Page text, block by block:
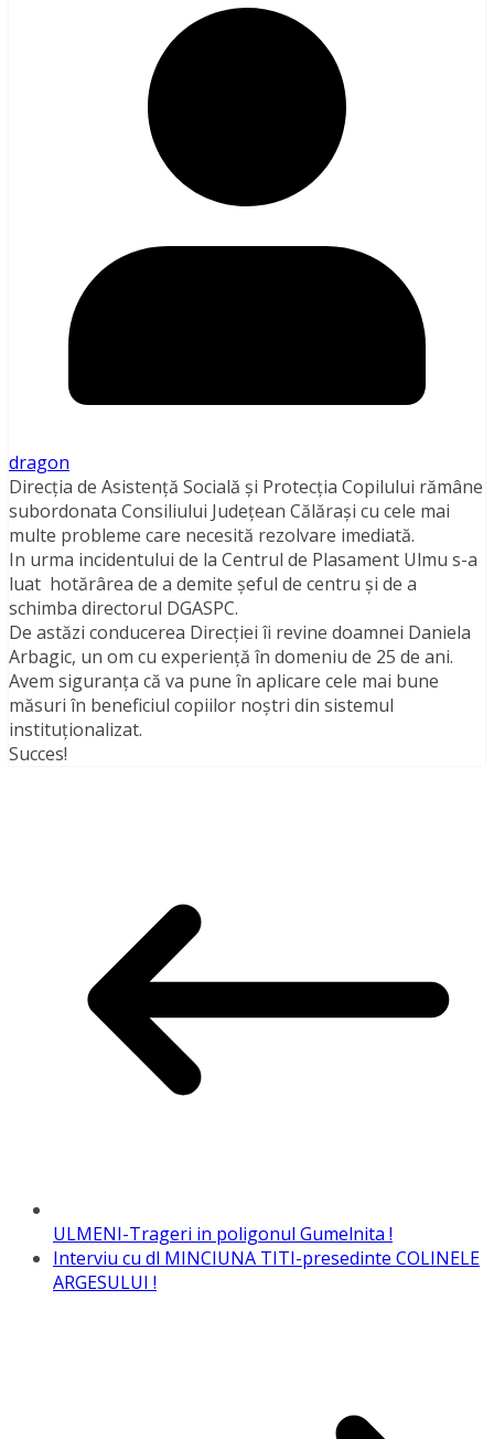
dragon
Direcția de Asistență Socială și Protecția Copilului rămâne
subordonata Consiliului Județean Călărași cu cele mai
multe probleme care necesită rezolvare imediată.
In urma incidentului de la Centrul de Plasament Ulmu s-a
luat hotărârea de a demite șeful de centru și de a
schimba directorul DGASPC.
De astăzi conducerea Direcției îi revine doamnei Daniela
Arbagic, un om cu experiență în domeniu de 25 de ani.
Avem siguranța că va pune în aplicare cele mai bune
măsuri în beneficiul copiilor noștri din sistemul
instituționalizat.
Succes!
ULMENI-Trageri in poligonul Gumelnita !
Interviu cu dl MINCIUNA TITI-presedinte COLINELE
ARGESULUI !